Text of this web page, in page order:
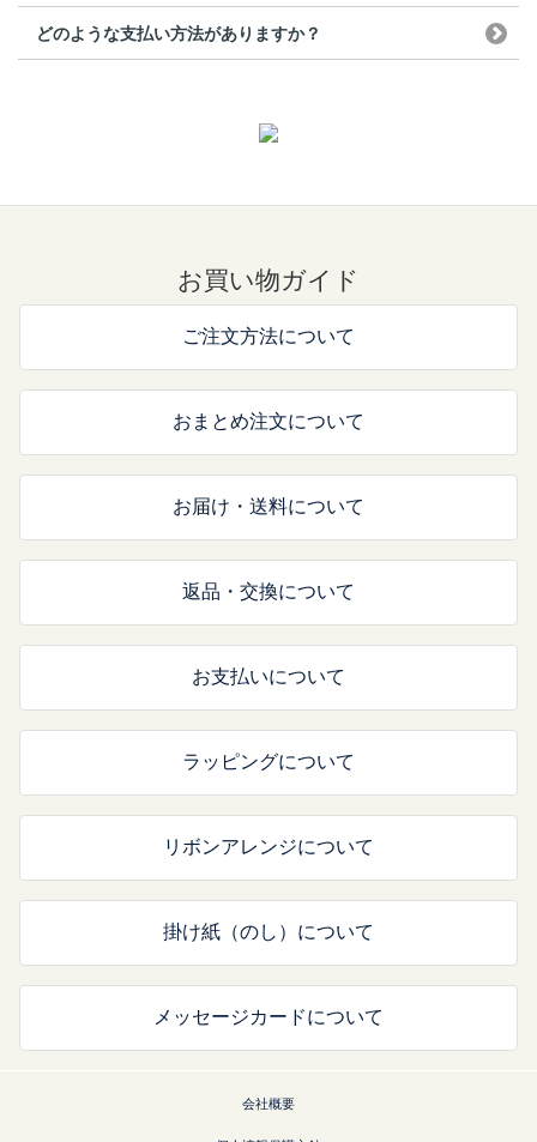
どのような支払い方法がありますか？
お買い物ガイド
ご注文方法について
おまとめ注文について
お届け・送料について
返品・交換について
お支払いについて
ラッピングについて
リボンアレンジについて
掛け紙（のし）について
メッセージカードについて
会社概要